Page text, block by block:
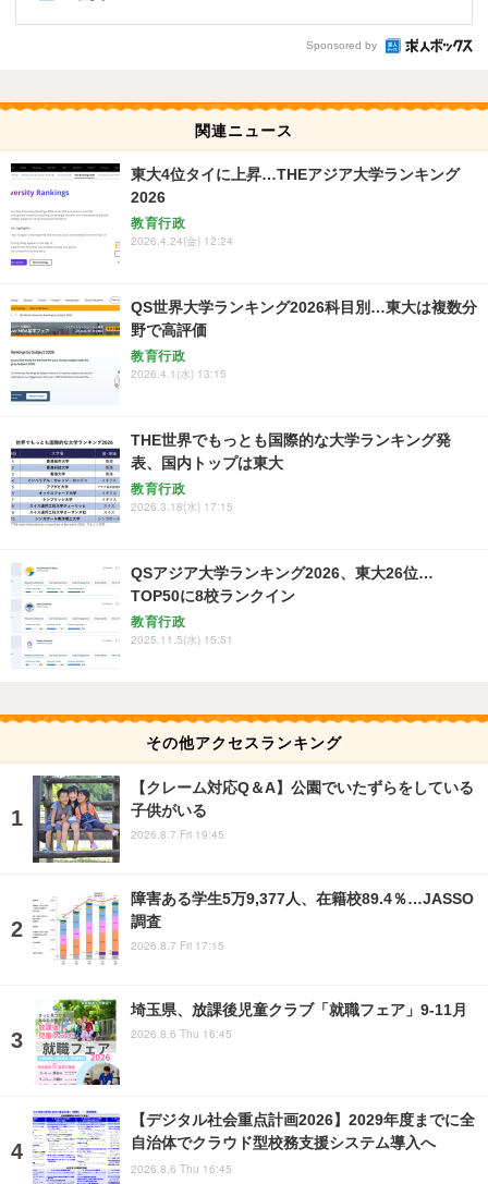
Sponsored by
関連ニュース
東大4位タイに上昇…THEアジア大学ランキング
2026
教育行政
2026.4.24(金) 12:24
QS世界大学ランキング2026科目別…東大は複数分
野で高評価
教育行政
2026.4.1(水) 13:15
THE世界でもっとも国際的な大学ランキング発
表、国内トップは東大
教育行政
2026.3.18(水) 17:15
QSアジア大学ランキング2026、東大26位…
TOP50に8校ランクイン
教育行政
2025.11.5(水) 15:51
その他アクセスランキング
【クレーム対応Q＆A】公園でいたずらをしている
子供がいる
2026.8.7 Fri 19:45
障害ある学生5万9,377人、在籍校89.4％…JASSO
調査
2026.8.7 Fri 17:15
埼玉県、放課後児童クラブ「就職フェア」9-11月
2026.8.6 Thu 16:45
【デジタル社会重点計画2026】2029年度までに全
自治体でクラウド型校務支援システム導入へ
2026.8.6 Thu 16:45